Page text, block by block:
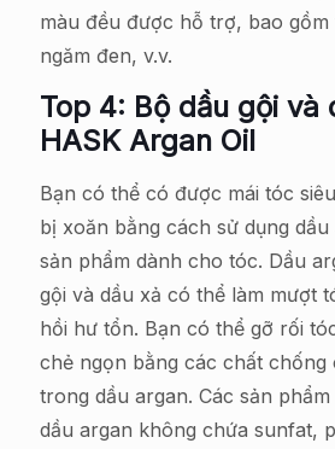
màu đều được hỗ trợ, bao
ngăm đen, v.v.
Top 4: Bộ dầu gội và
HASK Argan Oil
Bạn có thể có được mái tóc
bị xoăn bằng cách sử dụng
sản phẩm dành cho tóc. Dầu
gội và dầu xả có thể làm mượt
hồi hư tổn. Bạn có thể gỡ rối
chẻ ngọn bằng các chất chống
trong dầu argan. Các sản
dầu argan không chứa sunfat,